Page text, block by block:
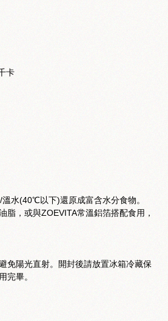
卡
水(40℃以下)還原成富含水分食物。
脂，或與ZOEVITA常溫鋁箔搭配食用，
免陽光直射。開封後請放置冰箱冷藏保
完畢。